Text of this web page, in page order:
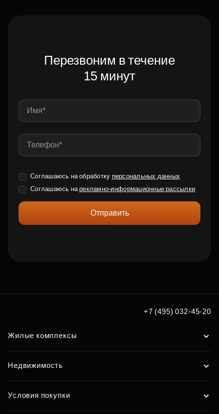
Перезвоним в течение
15 минут
Соглашаюсь на обработку персональных данных
Соглашаюсь нарекламно-информационные рассылки
Отправить
+7 (495) 032-45-20
Жилые комплексы
Недвижимость
Условия покупки